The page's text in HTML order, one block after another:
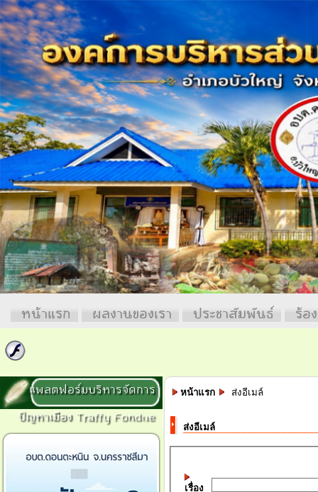
หน้าแรก ผลงานของเรา ประชาสัมพันธ์ ร้อ
แพลตฟอร์มบริหารจัดการ
ปัญหาเมือง Traffy Fondue
หน้าแรก ส่งอีเมล์
ส่งอีเมล์
เรื่อง